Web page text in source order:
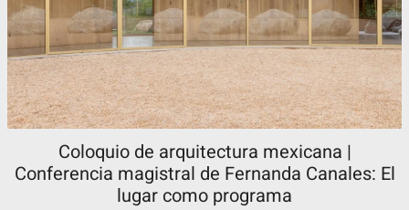
Coloquio de arquitectura mexicana |
Conferencia magistral de Fernanda Canales: El
lugar como programa